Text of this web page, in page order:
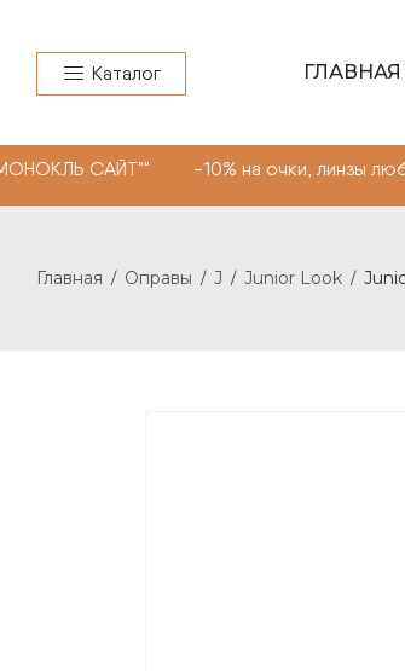
Каталог ГЛАВНАЯ
-10% на очки, линзы
Главная / Оправы / J / Junior Look /